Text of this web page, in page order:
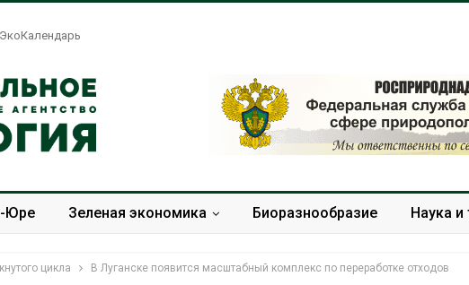
ЭкоКалендарь
Юре Зеленая экономика Биоразнообразие Наука и
цикла В Луганске появится масштабный комплекс по переработке отходов